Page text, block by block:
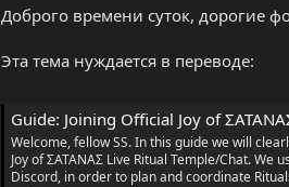
Доброго времени суток, дорогие
Эта тема нуждается в переводе:
Guide: Joining Official Joy of
Welcome, fellow SS. In this guide we will
Joy of ΣΑΤΑΝΑΣ Live Ritual Temple/Chat. We
Discord, in order to plan and coordinate